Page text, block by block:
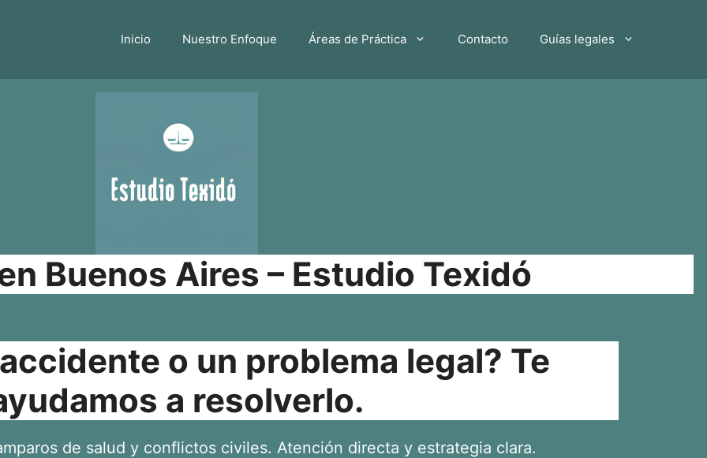
Inicio Nuestro Enfoque Áreas de Práctica Contacto Guías legales
Buenos Aires – Estudio Texidó
o un problema legal? Te
a resolverlo.
de salud y conflictos civiles. Atención directa y estrategia clara.